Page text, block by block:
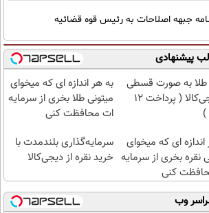
جبهه اصلاحات به رئیس قوه قضائیه
پیشنهادی
طلا به صورت قسطی
از دیجی‌کالا ( پرداخت 12
)
به هر اندازه ای که میخوای
میتونی طلا بخری از سرمایه
ات محافظت کنی
ای که میخوای
نقره بخری از سرمایه
کنی
سرمایه‌گذاری بلندمدت با
خرید نقره از دیجی‌کالا
وب